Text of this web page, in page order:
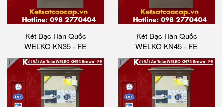
Két Bạc Hàn Quốc
WELKO KN35 - FE
Két Bạc Hàn Quốc
WELKO KN45 - FE